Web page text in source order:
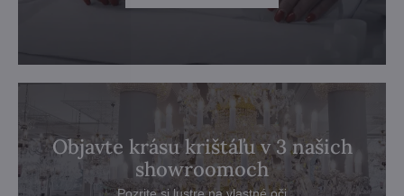
Objavte krásu krištáľu v 3 našich
showroomoch